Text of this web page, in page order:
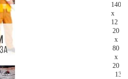
140
x
12
20
x
80
x
20